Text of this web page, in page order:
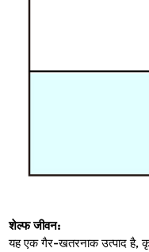
शेल्फ जीवन:
यह एक गैर-खतरनाक उत्पाद है,